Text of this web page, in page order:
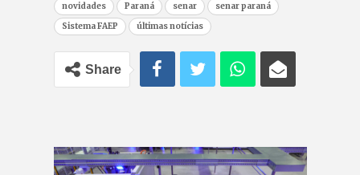
novidades
Paraná senar
senar paraná
Sistema FAEP
últimas notícias
Share